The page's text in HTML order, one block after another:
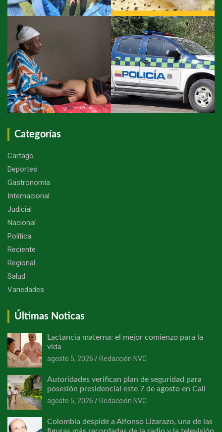
Categorías
Cartago
Deportes
Gastronomía
Internacional
Judicial
Nacional
Política
Reciente
Regional
Salud
Variedades
Últimas Noticas
Lactancia materna: el mejor comienzo para la
vida
agosto 5, 2026
Redacción NVC
Autoridades verifican plan de seguridad para
posesión presidencial este 7 de agosto en Cali
agosto 5, 2026
Redacción NVC
Colombia despide a Alfonso Lizarazo, una de las